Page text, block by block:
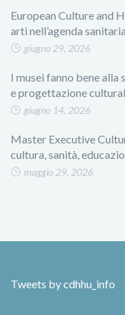
European Culture and
arti nell’agenda
giugno 29, 2026
I musei fanno bene
e progettazione
giugno 14, 2026
Master Executive
cultura, sanità,
maggio 29, 2026
Tweets by cdhhu_info